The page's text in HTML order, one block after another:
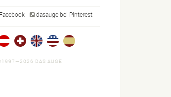
dasauge bei Pinterest
DAS AUGE